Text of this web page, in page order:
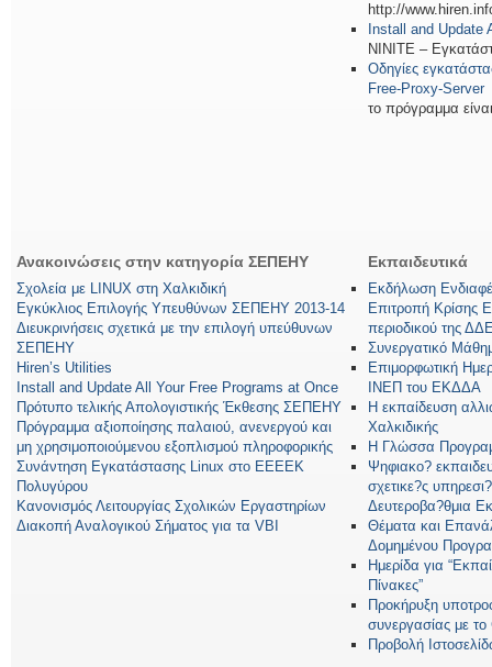
http://
Install and Update
ΝΙΝΙΤΕ –
Οδηγίες
Free-Proxy-Server
το πρόγραμμα
Ανακοινώσεις στην κατηγορία ΣΕΠΕΗΥ
Σχολεία με LINUX στη Χαλκιδική
Εγκύκλιος Επιλογής Υπευθύνων ΣΕΠΕΗΥ 2013-14
Διευκρινήσεις σχετικά με την επιλογή υπεύθυνων
ΣΕΠΕΗΥ
Hiren’s Utilities
Install and Update All Your Free Programs at Once
Πρότυπο τελικής Απολογιστικής Έκθεσης ΣΕΠΕΗΥ
Πρόγραμμα αξιοποίησης παλαιού, ανενεργού και
μη χρησιμοποιούμενου εξοπλισμού πληροφορικής
Συνάντηση Εγκατάστασης Linux στο ΕΕΕΕΚ
Πολυγύρου
Κανονισμός Λειτουργίας Σχολικών Εργαστηρίων
Διακοπή Αναλογικού Σήματος για τα VBI
Εκπαιδευτικά
Εκδήλωση
Επιτροπή Κρίσης
περιοδικού της
Συνεργατικό
Επιμορφωτική
ΙΝΕΠ του ΕΚΔΔΑ
Η εκπαίδευση
Χαλκιδικής
Η Γλώσσα
Ψηφιακο?
σχετικε?ς
Δευτεροβα?θμια
Θέματα και
Δομημένου
Ημερίδα για
Πίνακες”
Προκήρυξη
συνεργασίας με το
Προβολή